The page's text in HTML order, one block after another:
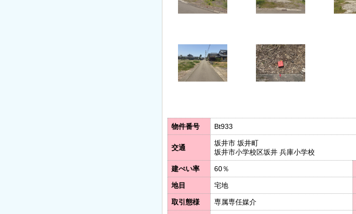
物件番号 Bt933
交通
坂井市 坂井町
坂井市小学校区坂井 兵庫小学校
建ぺい率 60％
地目 宅地
取引態様 専属専任媒介